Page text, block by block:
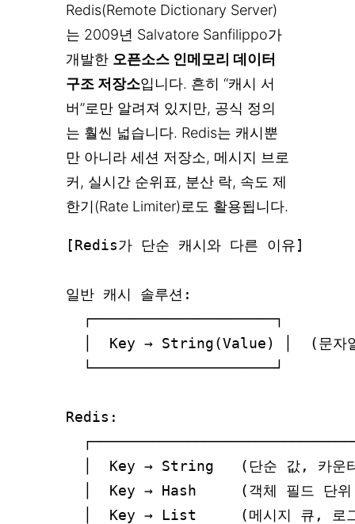
Redis(Remote Dictionary Server)
는 2009년 Salvatore Sanfilippo가
개발한 오픈소스 인메모리 데이터
구조 저장소입니다. 흔히 “캐시 서
버”로만 알려져 있지만, 공식 정의
는 훨씬 넓습니다. Redis는 캐시뿐
만 아니라 세션 저장소, 메시지 브로
커, 실시간 순위표, 분산 락, 속도 제
한기(Rate Limiter)로도 활용됩니다.
[Redis가 단순 캐시와 다른 이유]
일반 캐시 솔루션:
  ┌─────────────────────┐
│  Key → String(Value) │  (문자
  └─────────────────────┘
Redis:
│  Key → String   (단순 값, 카운
│  Key → Hash     (객체 필드 단
│  Key → List     (메시지 큐, 로